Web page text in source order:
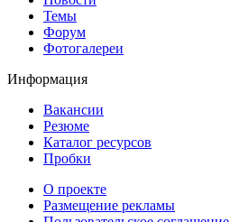
Темы
Форум
Фотогалереи
Информация
Вакансии
Резюме
Каталог ресурсов
Пробки
О проекте
Размещение рекламы